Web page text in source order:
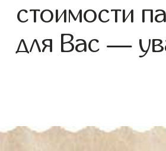
стоимости
для Вас —